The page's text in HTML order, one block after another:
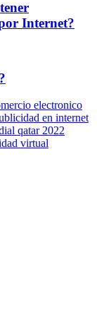
Internet?
electronico
en internet
qatar 2022
virtual